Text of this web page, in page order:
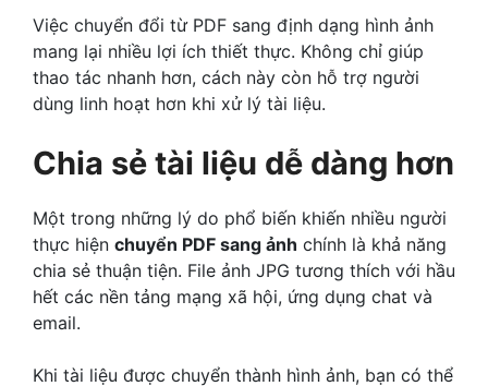
Việc chuyển đổi từ PDF sang định dạng hình ảnh
mang lại nhiều lợi ích thiết thực. Không chỉ giúp
thao tác nhanh hơn, cách này còn hỗ trợ người
dùng linh hoạt hơn khi xử lý tài liệu.
Chia sẻ tài liệu dễ dàng hơn
Một trong những lý do phổ biến khiến nhiều người
thực hiện chuyển PDF sang ảnh chính là khả năng
chia sẻ thuận tiện. File ảnh JPG tương thích với hầu
hết các nền tảng mạng xã hội, ứng dụng chat và
email.
Khi tài liệu được chuyển thành hình ảnh, bạn có thể